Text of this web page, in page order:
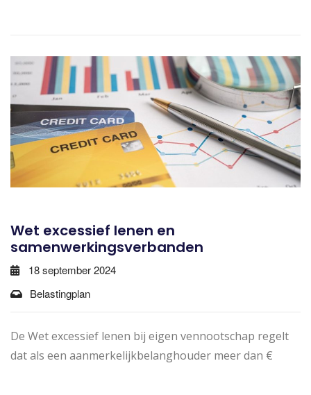
Wet excessief lenen en
samenwerkingsverbanden
18 september 2024
Belastingplan
De Wet excessief lenen bij eigen vennootschap regelt
dat als een aanmerkelijkbelanghouder meer dan €